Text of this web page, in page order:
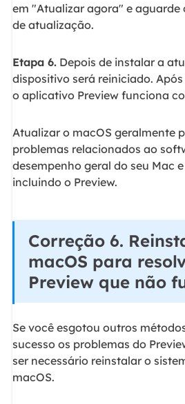
em "Atualizar agora" e aguarde
de atualização.
Etapa 6.Depois de instalar a
dispositivo será reiniciado.
o aplicativo Preview funciona
Atualizar o macOS geralmente
problemas relacionados ao
desempenho geral do seu Mac
incluindo o Preview.
Correção 6.
macOS para
Preview que não
Se você esgotou outros
sucesso os problemas do
ser necessário reinstalar o
macOS.